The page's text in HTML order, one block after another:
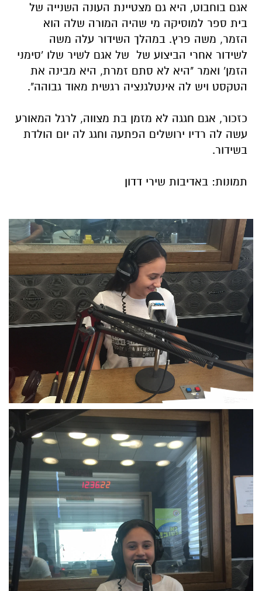
אגם בוחבוט, היא גם מצטיינת העונה השנייה של
בית ספר למוסיקה מי שהיה המורה שלה הוא
הזמר, משה פרץ. במהלך השידור עלה משה
לשידור אחרי הביצוע של של אגם לשיר שלו 'סימני
הזמן' ואמר "היא לא סתם זמרת, היא מבינה את
הטקסט ויש לה אינטלגנציה רגשית מאוד גבוהה".
כזכור, אגם חגגה לא מזמן בת מצווה, לרגל המאורע
עשה לה רדיו ירושלים הפתעה וחגג לה יום הולדת
בשידור.
תמונות: באדיבות שירי דדון